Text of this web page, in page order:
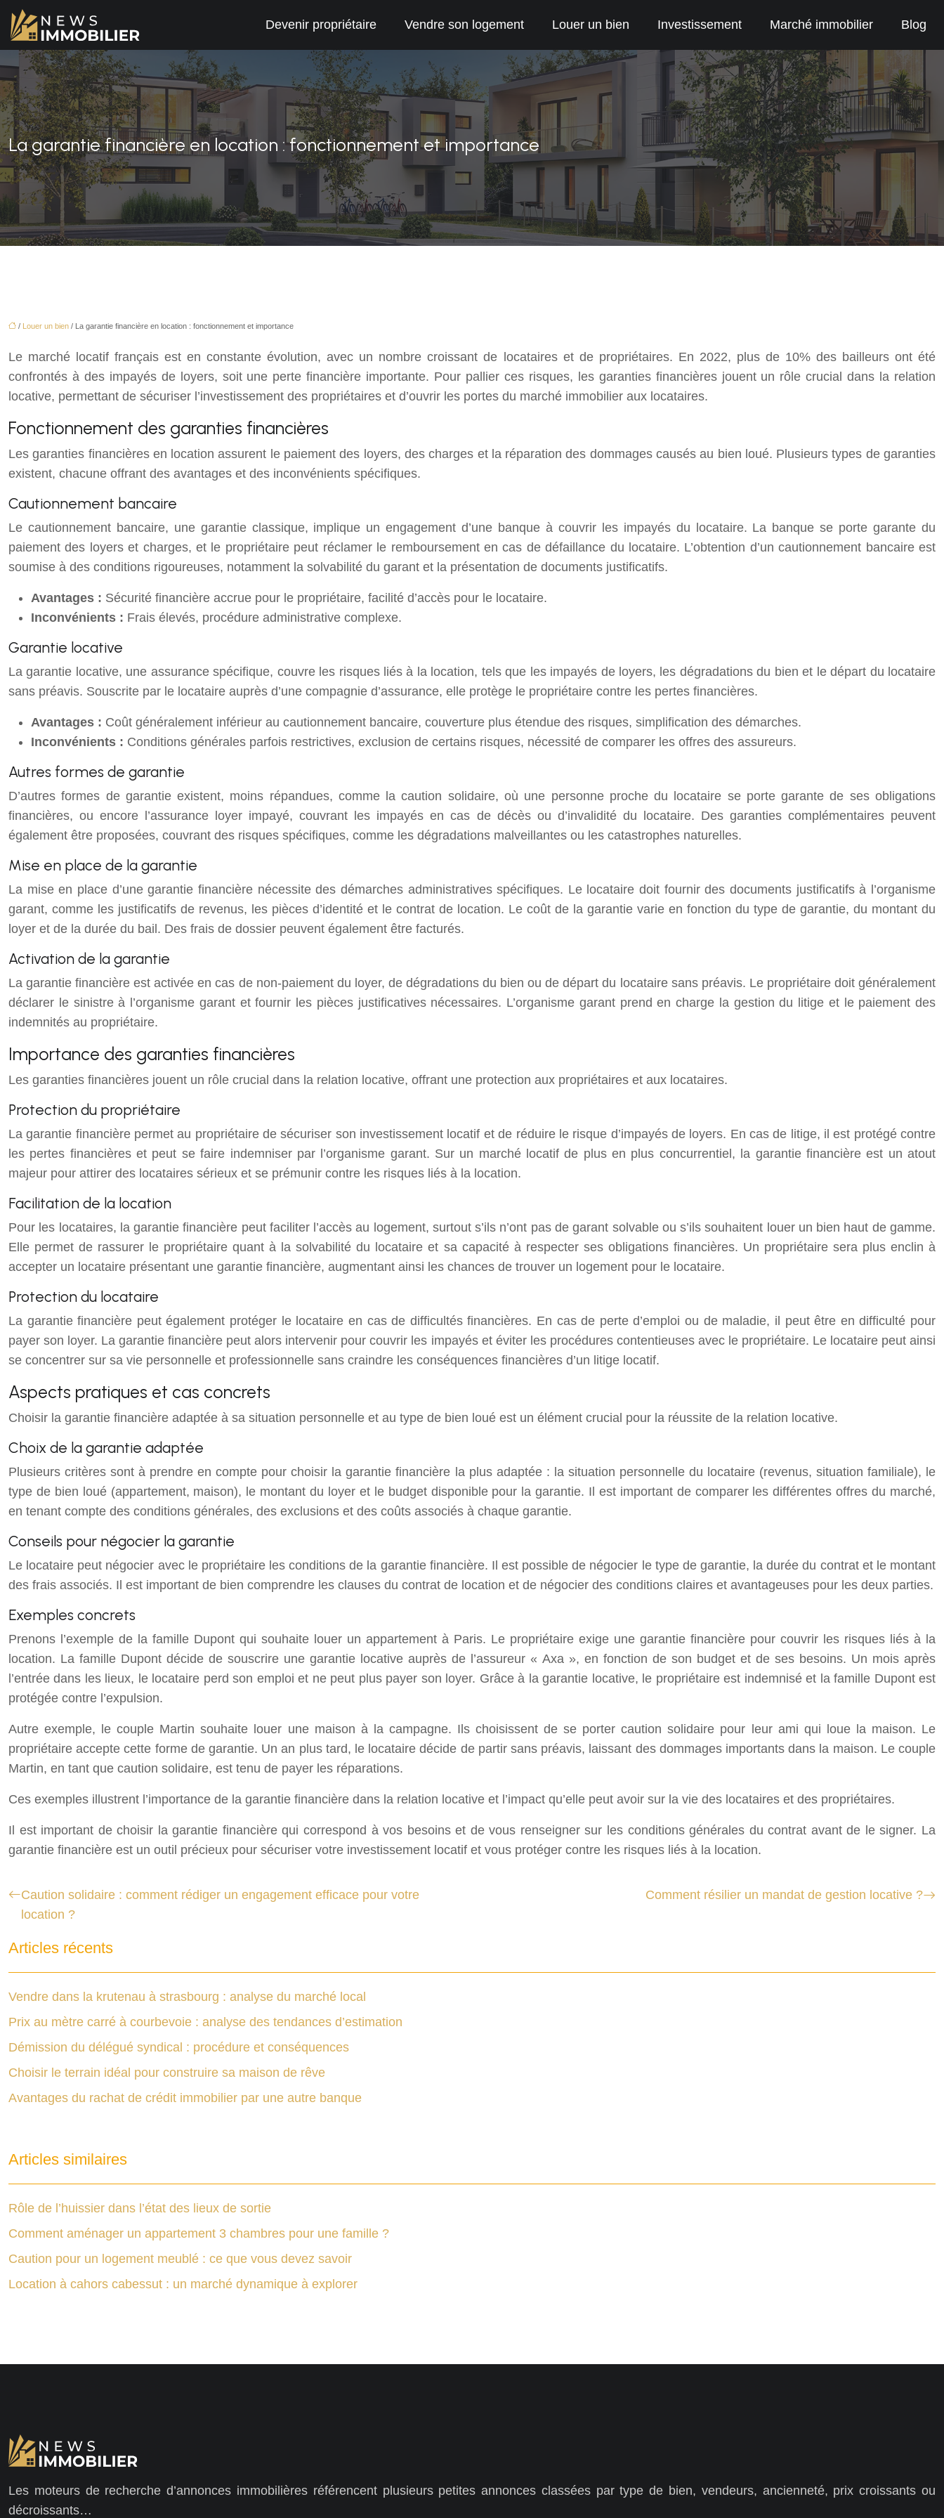
Devenir propriétaire Vendre son logement Louer un bien Investissement Marché immobilier Blog
La garantie financière en location : fonctionnement et importance
/ Louer un bien / La garantie financière en location : fonctionnement et importance
Le marché locatif français est en constante évolution, avec un nombre croissant de locataires et de propriétaires. En 2022, plus de 10% des bailleurs ont été
confrontés à des impayés de loyers, soit une perte financière importante. Pour pallier ces risques, les garanties financières jouent un rôle crucial dans la relation
locative, permettant de sécuriser l’investissement des propriétaires et d’ouvrir les portes du marché immobilier aux locataires.
Fonctionnement des garanties financières
Les garanties financières en location assurent le paiement des loyers, des charges et la réparation des dommages causés au bien loué. Plusieurs types de garanties
existent, chacune offrant des avantages et des inconvénients spécifiques.
Cautionnement bancaire
Le cautionnement bancaire, une garantie classique, implique un engagement d’une banque à couvrir les impayés du locataire. La banque se porte garante du
paiement des loyers et charges, et le propriétaire peut réclamer le remboursement en cas de défaillance du locataire. L’obtention d’un cautionnement bancaire est
soumise à des conditions rigoureuses, notamment la solvabilité du garant et la présentation de documents justificatifs.
Avantages : Sécurité financière accrue pour le propriétaire, facilité d’accès pour le locataire.
Inconvénients : Frais élevés, procédure administrative complexe.
Garantie locative
La garantie locative, une assurance spécifique, couvre les risques liés à la location, tels que les impayés de loyers, les dégradations du bien et le départ du locataire
sans préavis. Souscrite par le locataire auprès d’une compagnie d’assurance, elle protège le propriétaire contre les pertes financières.
Avantages : Coût généralement inférieur au cautionnement bancaire, couverture plus étendue des risques, simplification des démarches.
Inconvénients : Conditions générales parfois restrictives, exclusion de certains risques, nécessité de comparer les offres des assureurs.
Autres formes de garantie
D’autres formes de garantie existent, moins répandues, comme la caution solidaire, où une personne proche du locataire se porte garante de ses obligations
financières, ou encore l’assurance loyer impayé, couvrant les impayés en cas de décès ou d’invalidité du locataire. Des garanties complémentaires peuvent
également être proposées, couvrant des risques spécifiques, comme les dégradations malveillantes ou les catastrophes naturelles.
Mise en place de la garantie
La mise en place d’une garantie financière nécessite des démarches administratives spécifiques. Le locataire doit fournir des documents justificatifs à l’organisme
garant, comme les justificatifs de revenus, les pièces d’identité et le contrat de location. Le coût de la garantie varie en fonction du type de garantie, du montant du
loyer et de la durée du bail. Des frais de dossier peuvent également être facturés.
Activation de la garantie
La garantie financière est activée en cas de non-paiement du loyer, de dégradations du bien ou de départ du locataire sans préavis. Le propriétaire doit généralement
déclarer le sinistre à l’organisme garant et fournir les pièces justificatives nécessaires. L’organisme garant prend en charge la gestion du litige et le paiement des
indemnités au propriétaire.
Importance des garanties financières
Les garanties financières jouent un rôle crucial dans la relation locative, offrant une protection aux propriétaires et aux locataires.
Protection du propriétaire
La garantie financière permet au propriétaire de sécuriser son investissement locatif et de réduire le risque d’impayés de loyers. En cas de litige, il est protégé contre
les pertes financières et peut se faire indemniser par l’organisme garant. Sur un marché locatif de plus en plus concurrentiel, la garantie financière est un atout
majeur pour attirer des locataires sérieux et se prémunir contre les risques liés à la location.
Facilitation de la location
Pour les locataires, la garantie financière peut faciliter l’accès au logement, surtout s’ils n’ont pas de garant solvable ou s’ils souhaitent louer un bien haut de gamme.
Elle permet de rassurer le propriétaire quant à la solvabilité du locataire et sa capacité à respecter ses obligations financières. Un propriétaire sera plus enclin à
accepter un locataire présentant une garantie financière, augmentant ainsi les chances de trouver un logement pour le locataire.
Protection du locataire
La garantie financière peut également protéger le locataire en cas de difficultés financières. En cas de perte d’emploi ou de maladie, il peut être en difficulté pour
payer son loyer. La garantie financière peut alors intervenir pour couvrir les impayés et éviter les procédures contentieuses avec le propriétaire. Le locataire peut ainsi
se concentrer sur sa vie personnelle et professionnelle sans craindre les conséquences financières d’un litige locatif.
Aspects pratiques et cas concrets
Choisir la garantie financière adaptée à sa situation personnelle et au type de bien loué est un élément crucial pour la réussite de la relation locative.
Choix de la garantie adaptée
Plusieurs critères sont à prendre en compte pour choisir la garantie financière la plus adaptée : la situation personnelle du locataire (revenus, situation familiale), le
type de bien loué (appartement, maison), le montant du loyer et le budget disponible pour la garantie. Il est important de comparer les différentes offres du marché,
en tenant compte des conditions générales, des exclusions et des coûts associés à chaque garantie.
Conseils pour négocier la garantie
Le locataire peut négocier avec le propriétaire les conditions de la garantie financière. Il est possible de négocier le type de garantie, la durée du contrat et le montant
des frais associés. Il est important de bien comprendre les clauses du contrat de location et de négocier des conditions claires et avantageuses pour les deux parties.
Exemples concrets
Prenons l’exemple de la famille Dupont qui souhaite louer un appartement à Paris. Le propriétaire exige une garantie financière pour couvrir les risques liés à la
location. La famille Dupont décide de souscrire une garantie locative auprès de l’assureur « Axa », en fonction de son budget et de ses besoins. Un mois après
l’entrée dans les lieux, le locataire perd son emploi et ne peut plus payer son loyer. Grâce à la garantie locative, le propriétaire est indemnisé et la famille Dupont est
protégée contre l’expulsion.
Autre exemple, le couple Martin souhaite louer une maison à la campagne. Ils choisissent de se porter caution solidaire pour leur ami qui loue la maison. Le
propriétaire accepte cette forme de garantie. Un an plus tard, le locataire décide de partir sans préavis, laissant des dommages importants dans la maison. Le couple
Martin, en tant que caution solidaire, est tenu de payer les réparations.
Ces exemples illustrent l’importance de la garantie financière dans la relation locative et l’impact qu’elle peut avoir sur la vie des locataires et des propriétaires.
Il est important de choisir la garantie financière qui correspond à vos besoins et de vous renseigner sur les conditions générales du contrat avant de le signer. La
garantie financière est un outil précieux pour sécuriser votre investissement locatif et vous protéger contre les risques liés à la location.
Caution solidaire : comment rédiger un engagement efficace pour votre
location ?
Comment résilier un mandat de gestion locative ?
Articles récents
Vendre dans la krutenau à strasbourg : analyse du marché local
Prix au mètre carré à courbevoie : analyse des tendances d’estimation
Démission du délégué syndical : procédure et conséquences
Choisir le terrain idéal pour construire sa maison de rêve
Avantages du rachat de crédit immobilier par une autre banque
Articles similaires
Rôle de l’huissier dans l’état des lieux de sortie
Comment aménager un appartement 3 chambres pour une famille ?
Caution pour un logement meublé : ce que vous devez savoir
Location à cahors cabessut : un marché dynamique à explorer
Les moteurs de recherche d’annonces immobilières référencent plusieurs petites annonces classées par type de bien, vendeurs, ancienneté, prix croissants ou
décroissants…